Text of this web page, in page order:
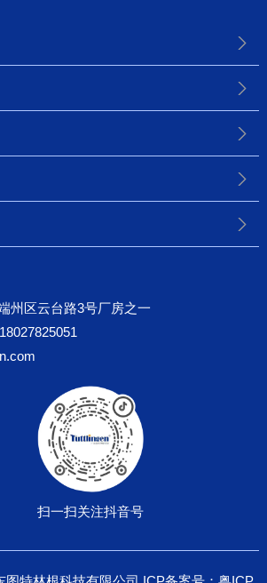
州区云台路3号厂房之一
扫一扫关注抖音号